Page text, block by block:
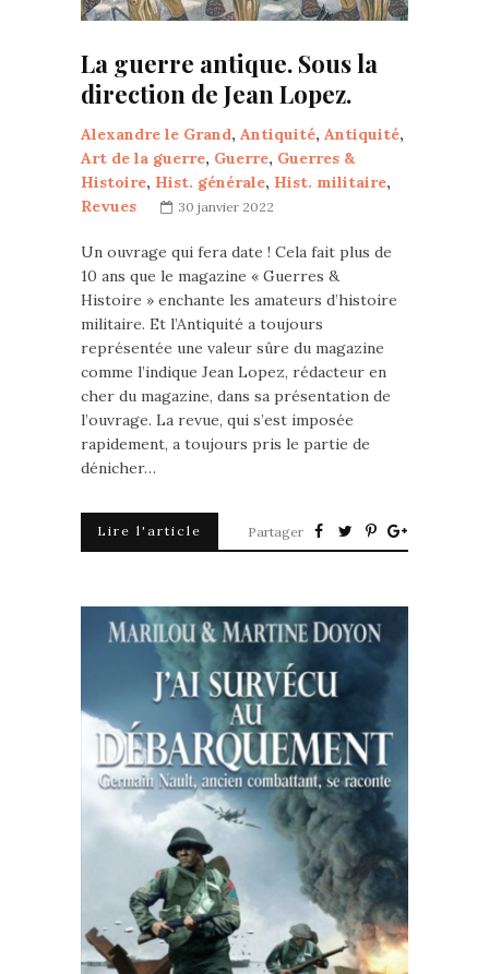
La guerre antique. Sous la
direction de Jean Lopez.
Alexandre le Grand, Antiquité, Antiquité,
Art de la guerre, Guerre, Guerres &
Histoire, Hist. générale, Hist. militaire,
Revues
30 janvier 2022
Un ouvrage qui fera date ! Cela fait plus de
10 ans que le magazine « Guerres &
Histoire » enchante les amateurs d’histoire
militaire. Et l’Antiquité a toujours
représentée une valeur sûre du magazine
comme l’indique Jean Lopez, rédacteur en
cher du magazine, dans sa présentation de
l’ouvrage. La revue, qui s’est imposée
rapidement, a toujours pris le partie de
dénicher…
Lire l'article Partager